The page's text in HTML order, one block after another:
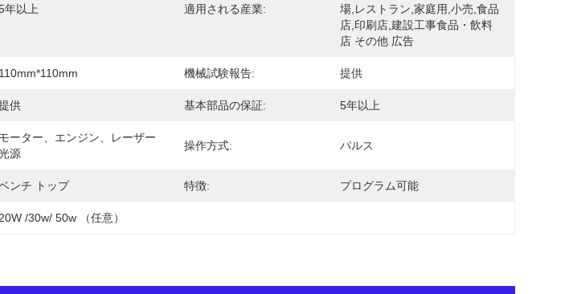
年以上 適用される産業:
場,レストラン,家庭用,小売,食品
店,印刷店,建設工事食品・飲料
店 その他 広告
110mm*110mm 機械試験報告: 提供
供 基本部品の保証: 5年以上
モーター、エンジン、レーザー
源
操作方式: パルス
ンチ トップ 特徴: プログラム可能
20W /30w/ 50w （任意）